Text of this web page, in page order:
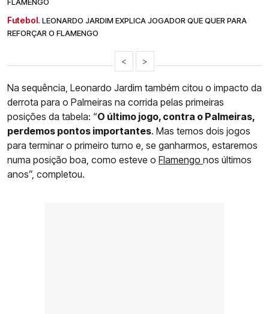
Futebol. LEONARDO JARDIM EXPLICA JOGADOR QUE QUER PARA
REFORÇAR O FLAMENGO
< >
Na sequência, Leonardo Jardim também citou o impacto da
derrota para o Palmeiras na corrida pelas primeiras
posições da tabela: “O último jogo, contra o Palmeiras,
perdemos pontos importantes. Mas temos dois jogos
para terminar o primeiro turno e, se ganharmos, estaremos
numa posição boa, como esteve o Flamengo nos últimos
anos”, completou.